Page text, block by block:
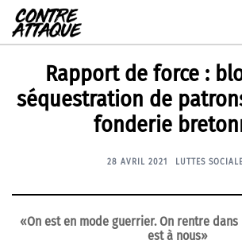
Aller
au
contenu
Rapport de force :
séquestration de
fonderie
28 AVRIL 2021 LUTTES
«On est en mode guerrier. On rentre dans
est à nous»